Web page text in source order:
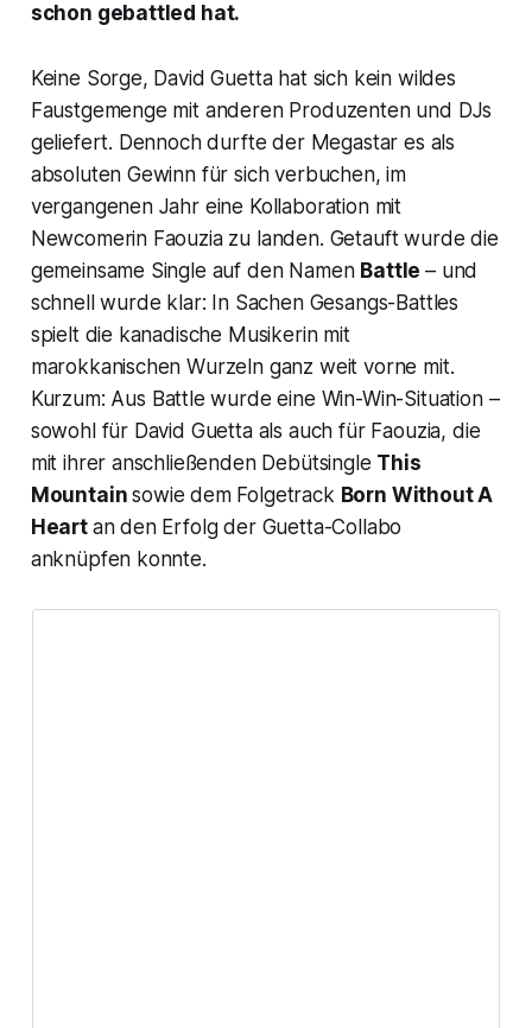
schon gebattled hat.
Keine Sorge, David Guetta hat sich kein wildes
Faustgemenge mit anderen Produzenten und DJs
geliefert. Dennoch durfte der Megastar es als
absoluten Gewinn für sich verbuchen, im
vergangenen Jahr eine Kollaboration mit
Newcomerin Faouzia zu landen. Getauft wurde die
gemeinsame Single auf den Namen Battle– und
schnell wurde klar: In Sachen Gesangs-Battles
spielt die kanadische Musikerin mit
marokkanischen Wurzeln ganz weit vorne mit.
Kurzum: Aus Battle wurde eine Win-Win-Situation –
sowohl für David Guetta als auch für Faouzia, die
mit ihrer anschließenden Debütsingle This
Mountain sowie dem Folgetrack Born Without A
Heart an den Erfolg der Guetta-Collabo
anknüpfen konnte.